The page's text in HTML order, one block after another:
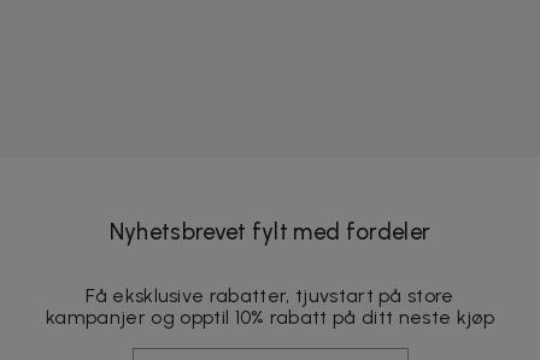
Nyhetsbrevet fylt med fordeler
Få eksklusive rabatter, tjuvstart på store
kampanjer og opptil 10% rabatt på ditt neste kjøp